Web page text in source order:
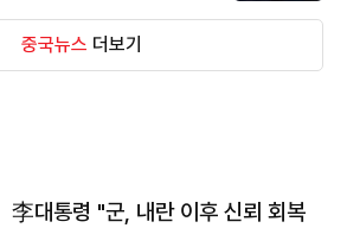
중국뉴스 더보기
李대통령 "군, 내란 이후 신뢰 회복